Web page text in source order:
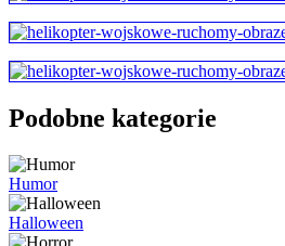
Podobne kategorie
Humor
Halloween